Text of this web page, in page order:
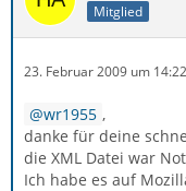
Mitglied
23. Februar 2009 um 14:22
wr1955 ,
danke für deine
die XML Datei war
Ich habe es auf